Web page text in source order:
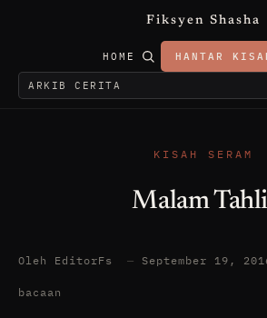
Fiksyen Shasha
HOME HANTAR
KISAH SERAM
Malam
Oleh EditorFs — September 19,
bacaan